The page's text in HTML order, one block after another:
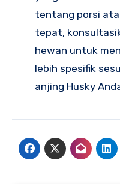
tentang porsi
tepat,
hewan untuk
lebih spesifik
anjing Husky